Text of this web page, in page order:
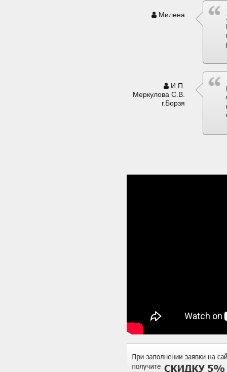
Милена
И.П.
Меркулова С.В.
г.Борзя